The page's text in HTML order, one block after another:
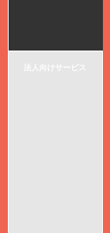
法人向けサービス